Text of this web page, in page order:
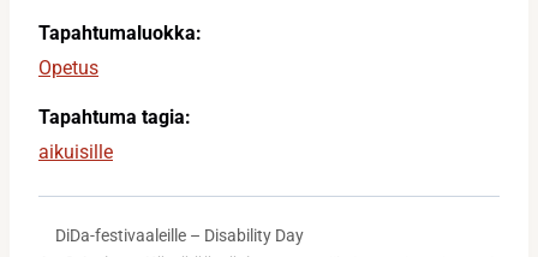
Tapahtumaluokka:
Opetus
Tapahtuma tagia:
aikuisille
DiDa-festivaaleille – Disability Day